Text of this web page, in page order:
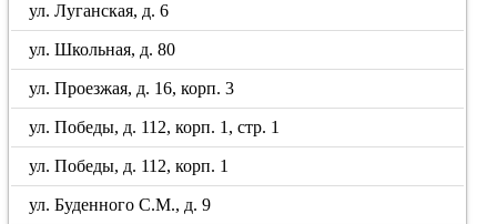
ул. Луганская, д. 6
ул. Школьная, д. 80
ул. Проезжая, д. 16, корп. 3
ул. Победы, д. 112, корп. 1, стр. 1
ул. Победы, д. 112, корп. 1
ул. Буденного С.М., д. 9